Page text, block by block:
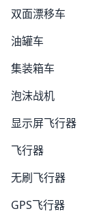
双面漂移车
油罐车
集装箱车
泡沫战机
显示屏飞行器
飞行器
无刷飞行器
GPS飞行器